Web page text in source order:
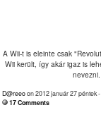
A Wii-t is eleinte csak
Wii került, így akár igaz is
D@reeoon 2012 január 27 péntek
17 Comments